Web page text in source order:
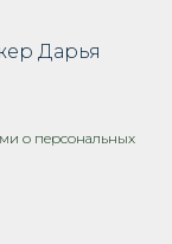
Дарья
о персональных